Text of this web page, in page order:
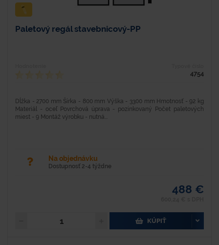
Paletový regál stavebnicový-PP
4754
Dĺžka - 2700 mm Šírka - 800 mm Výška - 3300 mm Hmotnosť - 92 kg
Materiál - oceľ Povrchová úprava - pozinkovaný Počet paletových
miest - 9 Montáž výrobku - nutná...
Na objednávku
Dostupnosť 2-4 týždne
488 €
KÚPIŤ